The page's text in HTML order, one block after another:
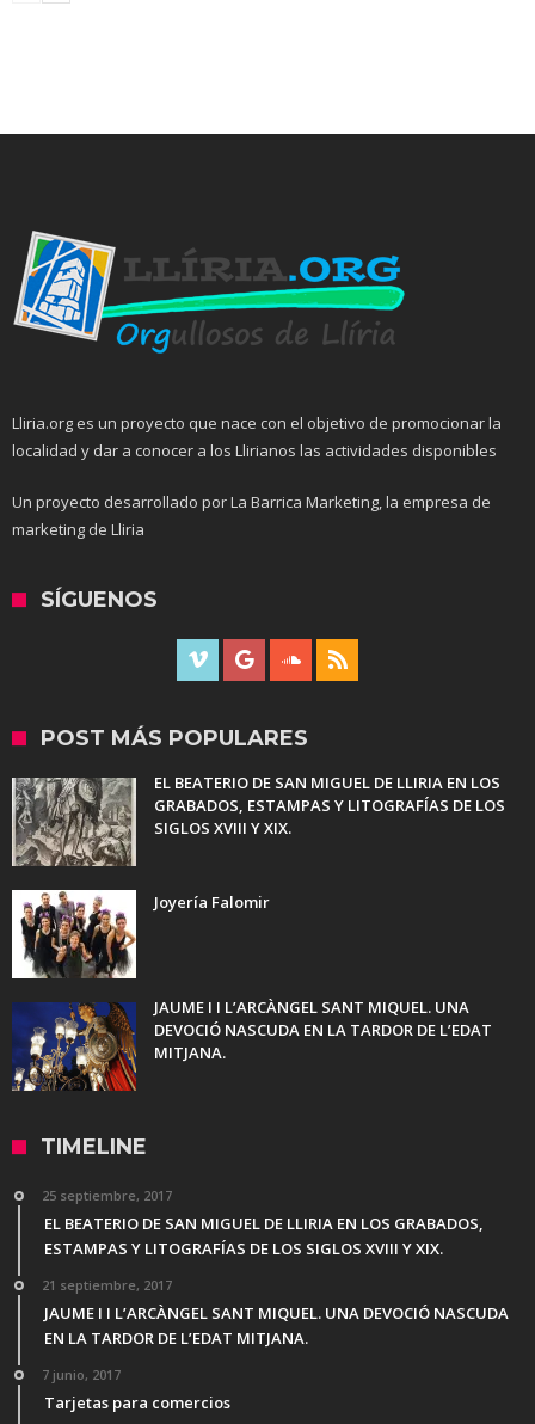
Lliria.org es un proyecto que nace con el objetivo de promocionar la
localidad y dar a conocer a los Llirianos las actividades disponibles
Un proyecto desarrollado por La Barrica Marketing, la empresa de
marketing de Lliria
SÍGUENOS
POST MÁS POPULARES
EL BEATERIO DE SAN MIGUEL DE LLIRIA EN LOS
GRABADOS, ESTAMPAS Y LITOGRAFÍAS DE LOS
SIGLOS XVIII Y XIX.
Joyería Falomir
JAUME I I L’ARCÀNGEL SANT MIQUEL. UNA
DEVOCIÓ NASCUDA EN LA TARDOR DE L’EDAT
MITJANA.
TIMELINE
25 septiembre, 2017
EL BEATERIO DE SAN MIGUEL DE LLIRIA EN LOS GRABADOS,
ESTAMPAS Y LITOGRAFÍAS DE LOS SIGLOS XVIII Y XIX.
21 septiembre, 2017
JAUME I I L’ARCÀNGEL SANT MIQUEL. UNA DEVOCIÓ NASCUDA
EN LA TARDOR DE L’EDAT MITJANA.
7 junio, 2017
Tarjetas para comercios